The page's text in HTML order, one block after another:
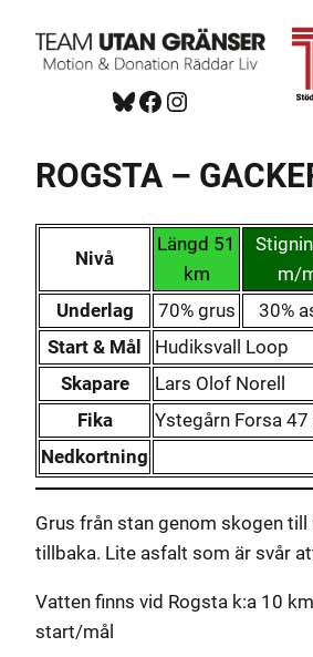
Bluesky Facebook https://www.instagram.com/tug_ck/
ROGSTA –
Nivå
Längd 51
km
m/
Underlag
70% grus 30%
Start & Mål
Hudiksvall Loop
Skapare
Lars Olof Norell
Fika
Ystegårn Forsa 47
Nedkortning
Grus från stan genom skogen till
tillbaka. Lite asfalt som är svår
Vatten finns vid Rogsta k:a 10
start/mål